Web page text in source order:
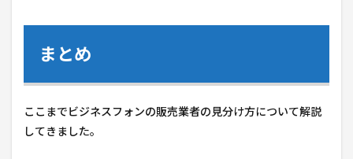
まとめ
ここまでビジネスフォンの販売業者の見分け方について解説
してきました。